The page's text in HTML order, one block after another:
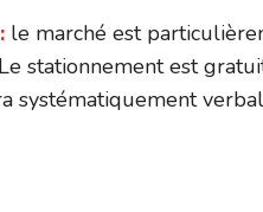
le marché est
stationnement est
systématiquement